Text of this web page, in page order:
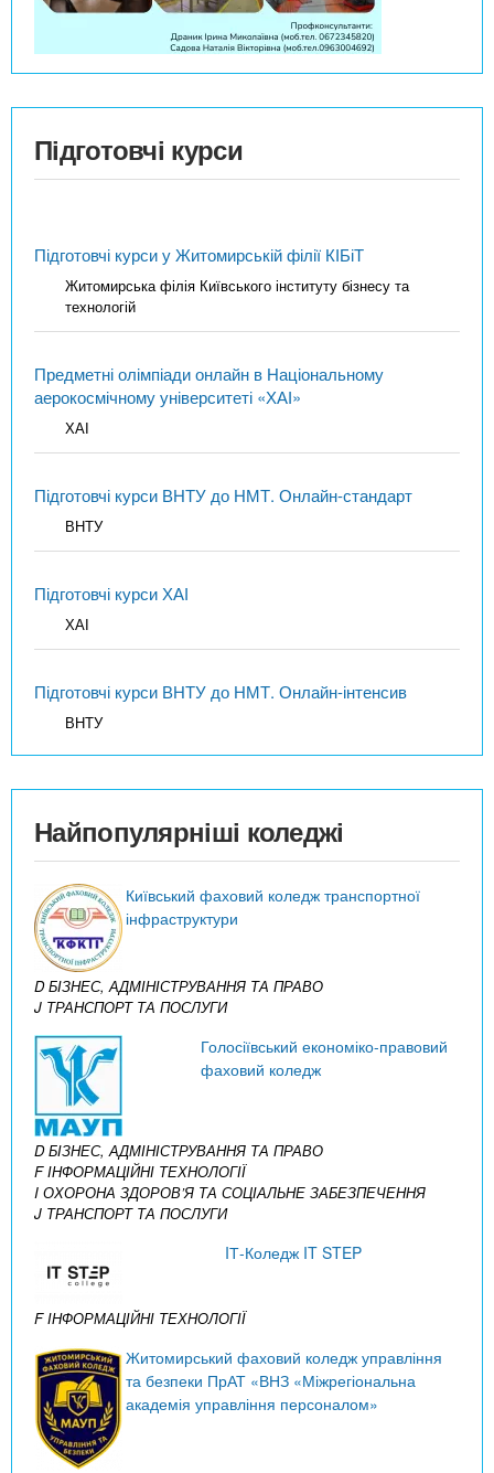
Підготовчі курси
Підготовчі курси у Житомирській філії КІБіТ
Житомирська філія Київського інституту бізнесу та
технологій
Предметні олімпіади онлайн в Національному
аерокосмічному університеті «ХАІ»
ХАІ
Підготовчі курси ВНТУ до НМТ. Онлайн-стандарт
ВНТУ
Підготовчі курси ХАІ
ХАІ
Підготовчі курси ВНТУ до НМТ. Онлайн-інтенсив
ВНТУ
Найпопулярніші коледжі
Київський фаховий коледж транспортної
інфраструктури
D БІЗНЕС, АДМІНІСТРУВАННЯ ТА ПРАВО
J ТРАНСПОРТ ТА ПОСЛУГИ
Голосіївський економіко-правовий
фаховий коледж
D БІЗНЕС, АДМІНІСТРУВАННЯ ТА ПРАВО
F ІНФОРМАЦІЙНІ ТЕХНОЛОГІЇ
I ОХОРОНА ЗДОРОВ’Я ТА СОЦІАЛЬНЕ ЗАБЕЗПЕЧЕННЯ
J ТРАНСПОРТ ТА ПОСЛУГИ
IТ-Коледж IT STEP
F ІНФОРМАЦІЙНІ ТЕХНОЛОГІЇ
Житомирський фаховий коледж управління
та безпеки ПрАТ «ВНЗ «Міжрегіональна
академія управління персоналом»